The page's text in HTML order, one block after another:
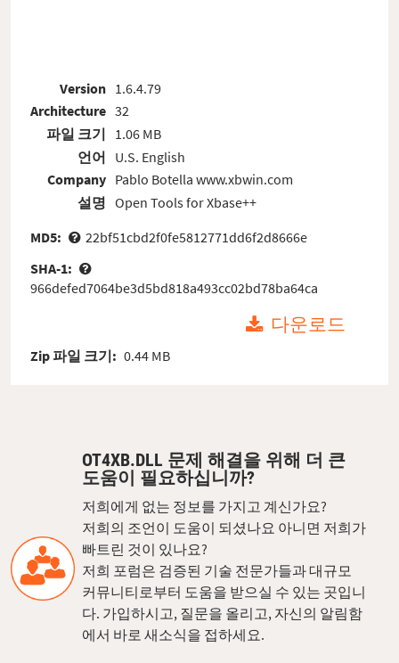
Version
Architecture
파일 크기
언어
Company
설명
1.6.4.79
32
1.06 MB
U.S. English
Pablo Botella www.xbwin.com
Open Tools for Xbase++
MD5:
22bf51cbd2f0fe5812771dd6f2d8666e
SHA-1:
966defed7064be3d5bd818a493cc02bd78ba64ca
다운로드
Zip 파일 크기: 0.44 MB
OT4XB.DLL 문제 해결을 위해 더 큰
도움이 필요하십니까?
저희에게 없는 정보를 가지고 계신가요?
저희의 조언이 도움이 되셨나요 아니면 저희가
빠트린 것이 있나요?
저희 포럼은 검증된 기술 전문가들과 대규모
커뮤니티로부터 도움을 받으실 수 있는 곳입니
다. 가입하시고, 질문을 올리고, 자신의 알림함
에서 바로 새소식을 접하세요.